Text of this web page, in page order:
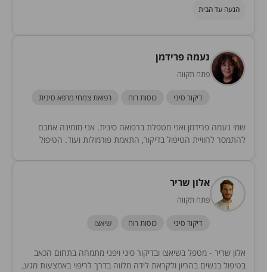
הגעה עד הבית
נעמה פרידמן
פתח תקווה
דיקור סיני כוסות רוח רפואת צמחי מרפא סינית
שמי נעמה פרידמן ואני מטפלת ברפואה סינית. אני מזמינה אתכם
להתמסר לחוויית הטיפול בדיקור, התאמת פורמולות ועוד. הטיפול
אלון שריר
פתח תקווה
דיקור סיני כוסות רוח שיאצו
אלון שריר - מטפל בשיאצו ובדיקור סיני ויפני מתמחה בתחום הכאב
בטיפול בנשים בהריון ולקראת לידה מלווה בדרך לריפוי באמצעות מגע,